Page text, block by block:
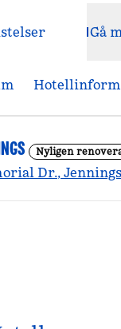
Gå
Nyligen
Dr.,